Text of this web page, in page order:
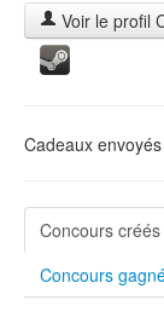
Voir le profil
Cadeaux
Concours créés
Concours